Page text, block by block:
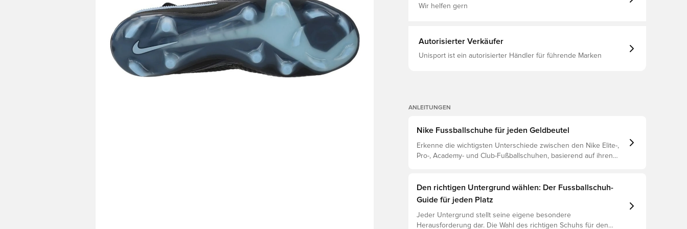
Wir helfen gern
Autorisierter Verkäufer
Unisport ist ein autorisierter Händler für führende Marken
ANLEITUNGEN
Nike Fussballschuhe für jeden Geldbeutel
Erkenne die wichtigsten Unterschiede zwischen den Nike Elite-,
Pro-, Academy- und Club-Fußballschuhen, basierend auf ihren
Den richtigen Untergrund wählen: Der Fussballschuh-
Guide für jeden Platz
Jeder Untergrund stellt seine eigene besondere
Herausforderung dar. Die Wahl des richtigen Schuhs für den